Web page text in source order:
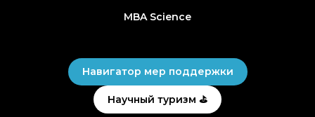
MBA Science
Навигатор мер поддержки
Научный туризм ⛳